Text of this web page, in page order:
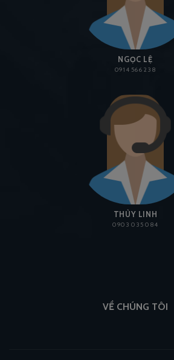
NGỌC LỆ
0914 566 238
THÙY LINH
0903 035 084
VỀ CHÚNG TÔI